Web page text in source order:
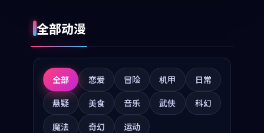
全部动漫
全部 恋爱 冒险 机甲
日常
悬疑
美食 音乐 武侠
科幻
魔法
奇幻 运动